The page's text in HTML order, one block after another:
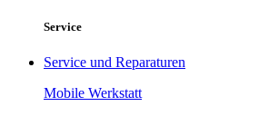
Service
Service und Reparaturen
Mobile Werkstatt